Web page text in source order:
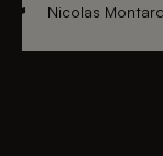
Nicolas Montard